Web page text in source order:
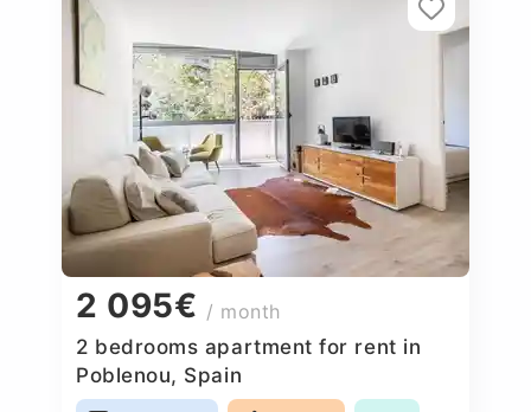
2 095€ / month
2 bedrooms apartment for rent in
Poblenou, Spain